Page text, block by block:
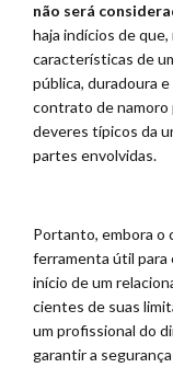
não será
haja indícios de
características de
pública, duradoura
contrato de namoro
deveres típicos da
partes envolvidas.
Portanto, embora o
ferramenta útil para
início de um
cientes de suas
um profissional do
garantir a